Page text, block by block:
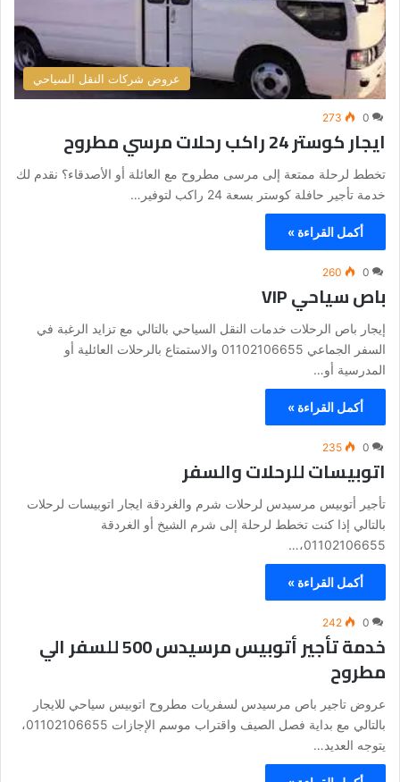
عروض شركات النقل السياحي
0
273
ايجار كوستر 24 راكب رحلات مرسي مطروح
تخطط لرحلة ممتعة إلى مرسى مطروح مع العائلة أو الأصدقاء؟ نقدم لك
خدمة تأجير حافلة كوستر بسعة 24 راكب لتوفير…
أكمل القراءة »
0
260
باص سياحي VIP
إيجار باص الرحلات خدمات النقل السياحي بالتالي مع تزايد الرغبة في
السفر الجماعي 01102106655 والاستمتاع بالرحلات العائلية أو
المدرسية أو…
أكمل القراءة »
0
235
اتوبيسات للرحلات والسفر
تأجير أتوبيس مرسيدس لرحلات شرم والغردقة ايجار اتوبيسات لرحلات
بالتالي إذا كنت تخطط لرحلة إلى شرم الشيخ أو الغردقة
01102106655،…
أكمل القراءة »
0
242
خدمة تأجير أتوبيس مرسيدس 500 للسفر الي
مطروح
عروض تاجير باص مرسيدس لسفريات مطروح اتوبيس سياحي للايجار
بالتالي مع بداية فصل الصيف واقتراب موسم الإجازات 01102106655،
يتوجه العديد…